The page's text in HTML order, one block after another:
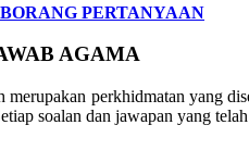
BORANG PERTANYAAN
AGAMA
merupakan perkhidmatan yang
soalan dan jawapan yang